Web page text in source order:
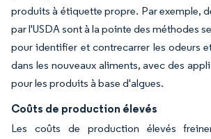
produits à étiquette propre. Par exemple,
par l'USDA sont à la pointe des méthodes
pour identifier et contrecarrer les odeurs
dans les nouveaux aliments, avec des
pour les produits à base d'algues.
Coûts de production élevés
Les coûts de production élevés